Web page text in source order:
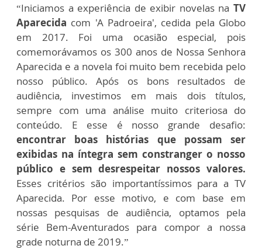
“Iniciamos a experiência de exibir novelas na TV
Aparecida com 'A Padroeira', cedida pela Globo
em 2017. Foi uma ocasião especial, pois
comemorávamos os 300 anos de Nossa Senhora
Aparecida e a novela foi muito bem recebida pelo
nosso público. Após os bons resultados de
audiência, investimos em mais dois títulos,
sempre com uma análise muito criteriosa do
conteúdo. E esse é nosso grande desafio:
encontrar boas histórias que possam ser
exibidas na íntegra sem constranger o nosso
público e sem desrespeitar nossos valores.
Esses critérios são importantíssimos para a TV
Aparecida. Por esse motivo, e com base em
nossas pesquisas de audiência, optamos pela
série Bem-Aventurados para compor a nossa
grade noturna de 2019.”